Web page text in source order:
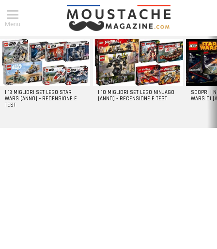
Menu
DERNIERS
ARTICLES
I 13 MIGLIORI SET LEGO STAR
WARS [ANNO] – RECENSIONE E
TEST
I 10 MIGLIORI SET LEGO NINJAGO
[ANNO] – RECENSIONE E TEST
SCOPRI I
WARS DI